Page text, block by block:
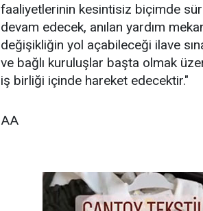
faaliyetlerinin kesintisiz biçimde
devam edecek, anılan yardım
değişikliğin yol açabileceği ilave
ve bağlı kuruluşlar başta olmak
iş birliği içinde hareket edecektir."
AA